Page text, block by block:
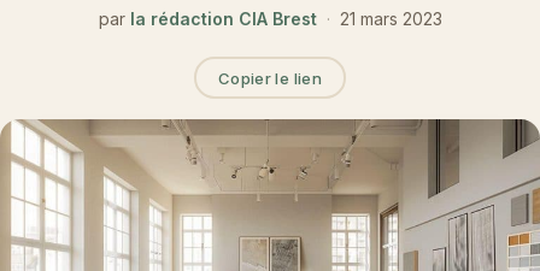
par la rédaction CIA Brest · 21 mars 2023
Copier le lien